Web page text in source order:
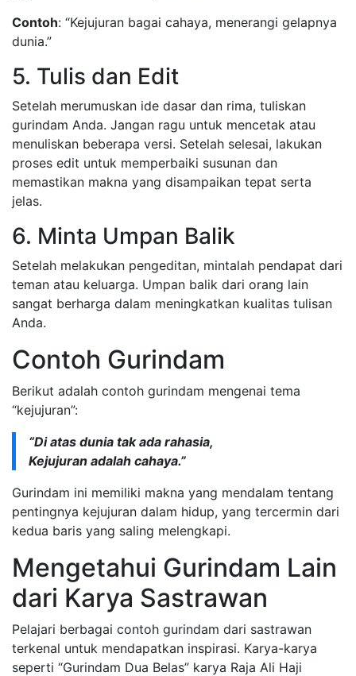
Contoh: “Kejujuran bagai cahaya, menerangi gelapnya
dunia.”
5. Tulis dan Edit
Setelah merumuskan ide dasar dan rima, tuliskan
gurindam Anda. Jangan ragu untuk mencetak atau
menuliskan beberapa versi. Setelah selesai, lakukan
proses edit untuk memperbaiki susunan dan
memastikan makna yang disampaikan tepat serta
jelas.
6. Minta Umpan Balik
Setelah melakukan pengeditan, mintalah pendapat dari
teman atau keluarga. Umpan balik dari orang lain
sangat berharga dalam meningkatkan kualitas tulisan
Anda.
Contoh Gurindam
Berikut adalah contoh gurindam mengenai tema
“kejujuran”:
“Di atas dunia tak ada rahasia,
Kejujuran adalah cahaya.”
Gurindam ini memiliki makna yang mendalam tentang
pentingnya kejujuran dalam hidup, yang tercermin dari
kedua baris yang saling melengkapi.
Mengetahui Gurindam Lain
dari Karya Sastrawan
Pelajari berbagai contoh gurindam dari sastrawan
terkenal untuk mendapatkan inspirasi. Karya-karya
seperti “Gurindam Dua Belas” karya Raja Ali Haji